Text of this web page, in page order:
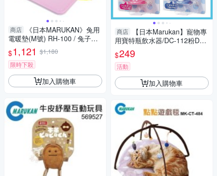
商店
《日本MARUKAN》兔用
電暖墊(M號) RH-100 / 兔子保
溫墊冬日必備『寵喵樂旗艦
店』
$1,121 $1,180
限時下殺
加入購物車
商店
【日本Marukan】寵物專
用寶特瓶飲水器/DC-112粉DC-
113藍『寵喵樂旗艦店』
$249
活動
加入購物車